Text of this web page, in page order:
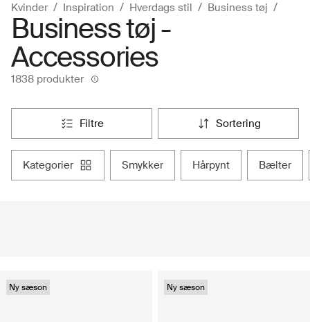
Kvinder Inspiration Hverdags stil Business tøj
Business tøj -
Accessories
1838 produkter
filtre sortering
kategorier smykker hårpynt bælter
Ny sæson Ny sæson